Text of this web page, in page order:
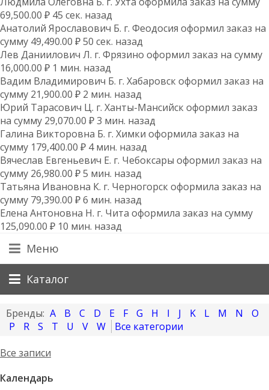
69,500.00 ₽ 45 сек. назад
Анатолий Ярославович Б. г. Феодосия оформил заказ на
сумму 49,490.00 ₽ 50 сек. назад
Лев Даниилович Л. г. Фрязино оформил заказ на сумму
16,000.00 ₽ 1 мин. назад
Вадим Владимирович Б. г. Хабаровск оформил заказ на
сумму 21,900.00 ₽ 2 мин. назад
Юрий Тарасович Ц. г. Ханты-Мансийск оформил заказ
на сумму 29,070.00 ₽ 3 мин. назад
Галина Викторовна Б. г. Химки оформила заказ на
сумму 179,400.00 ₽ 4 мин. назад
Вячеслав Евгеньевич Е. г. Чебоксары оформил заказ на
сумму 26,980.00 ₽ 5 мин. назад
Татьяна Ивановна К. г. Черногорск оформила заказ на
сумму 79,390.00 ₽ 6 мин. назад
Елена Антоновна Н. г. Чита оформила заказ на сумму
125,090.00 ₽ 10 мин. назад
Меню
Каталог
A B C D E F G H I J K L M N
O
P
R S T U V W
Все категории
Все записи
Календарь